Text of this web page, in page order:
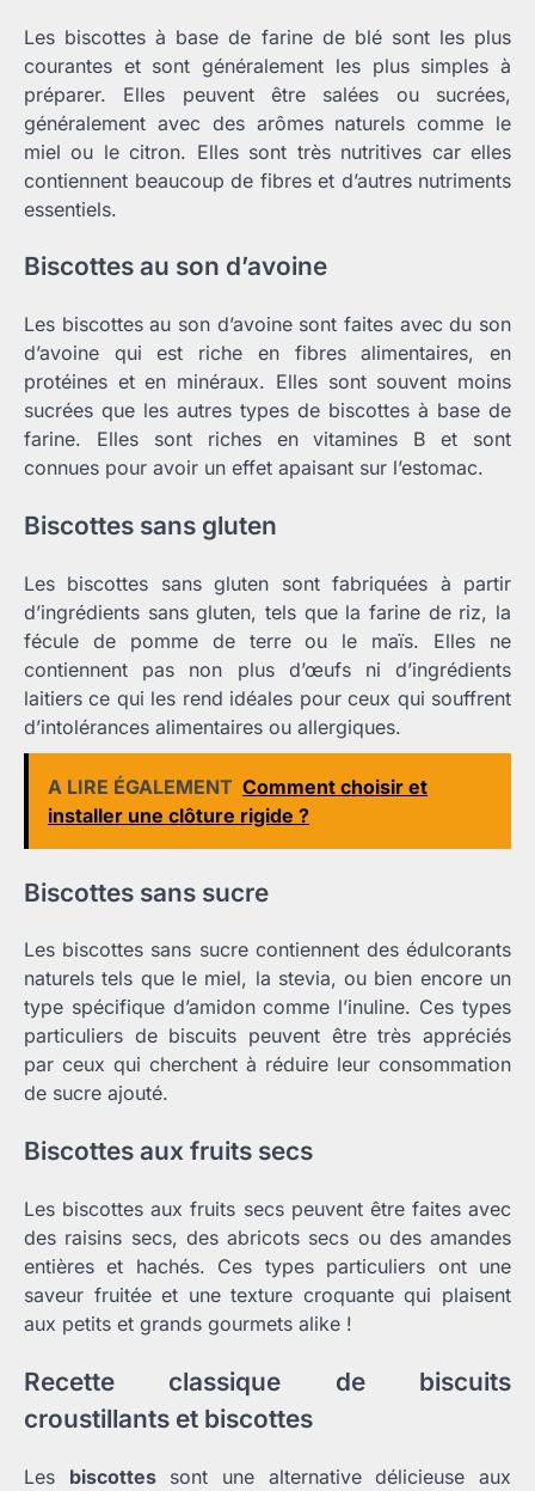
Les biscottes à base de farine de blé sont les plus
courantes et sont généralement les plus simples à
préparer. Elles peuvent être salées ou sucrées,
généralement avec des arômes naturels comme le
miel ou le citron. Elles sont très nutritives car elles
contiennent beaucoup de fibres et d’autres nutriments
essentiels.
Biscottes au son d’avoine
Les biscottes au son d’avoine sont faites avec du son
d’avoine qui est riche en fibres alimentaires, en
protéines et en minéraux. Elles sont souvent moins
sucrées que les autres types de biscottes à base de
farine. Elles sont riches en vitamines B et sont
connues pour avoir un effet apaisant sur l’estomac.
Biscottes sans gluten
Les biscottes sans gluten sont fabriquées à partir
d’ingrédients sans gluten, tels que la farine de riz, la
fécule de pomme de terre ou le maïs. Elles ne
contiennent pas non plus d’œufs ni d’ingrédients
laitiers ce qui les rend idéales pour ceux qui souffrent
d’intolérances alimentaires ou allergiques.
A LIRE ÉGALEMENT Comment choisir et
installer une clôture rigide ?
Biscottes sans sucre
Les biscottes sans sucre contiennent des édulcorants
naturels tels que le miel, la stevia, ou bien encore un
type spécifique d’amidon comme l’inuline. Ces types
particuliers de biscuits peuvent être très appréciés
par ceux qui cherchent à réduire leur consommation
de sucre ajouté.
Biscottes aux fruits secs
Les biscottes aux fruits secs peuvent être faites avec
des raisins secs, des abricots secs ou des amandes
entières et hachés. Ces types particuliers ont une
saveur fruitée et une texture croquante qui plaisent
aux petits et grands gourmets alike !
Recette classique de biscuits
croustillants et biscottes
Les biscottessont une alternative délicieuse aux